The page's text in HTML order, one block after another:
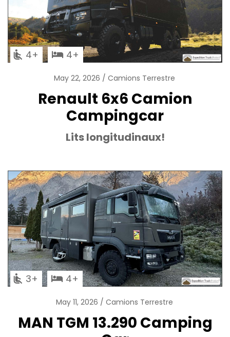
4 4
May 22, 2026 Camions Terrestre
Renault 6x6 Camion
Campingcar
Lits longitudinaux!
3 4
May 11, 2026 Camions Terrestre
MAN TGM 13.290 Camping